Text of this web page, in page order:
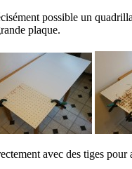
possible un
plaque.
avec des tiges pour